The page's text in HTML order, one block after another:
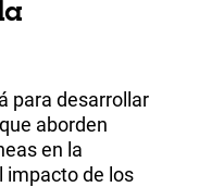
para desarrollar
aborden
en la
impacto de los